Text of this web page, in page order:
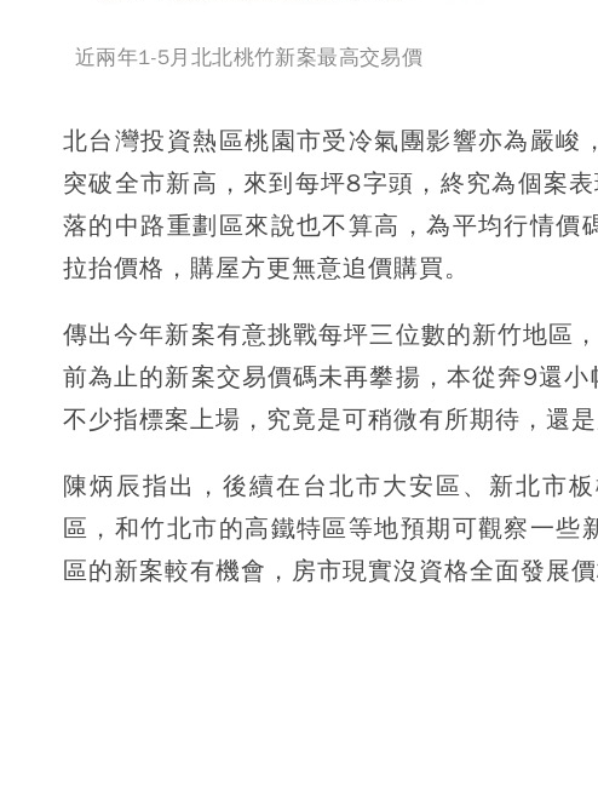
近兩年1-5月北北桃竹新案最高交易價
北台灣投資熱區桃園市受冷氣團影響亦為嚴
突破全市新高，來到每坪8字頭，終究為個案
落的中路重劃區來說也不算高，為平均行情
拉抬價格，購屋方更無意追價購買。
傳出今年新案有意挑戰每坪三位數的新竹地區
前為止的新案交易價碼未再攀揚，本從奔9還
不少指標案上場，究竟是可稍微有所期待，還
陳炳辰指出，後續在台北市大安區、新北市
區，和竹北市的高鐵特區等地預期可觀察一
區的新案較有機會，房市現實沒資格全面發展價